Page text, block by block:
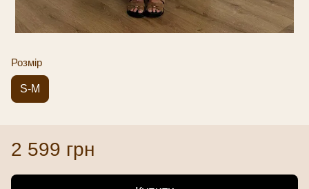
Розмір
S-M
2 599 грн